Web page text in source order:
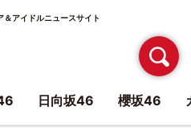
アイドルニュースサイト
日向坂46 櫻坂46